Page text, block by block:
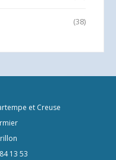
(38)
et Creuse
13 53